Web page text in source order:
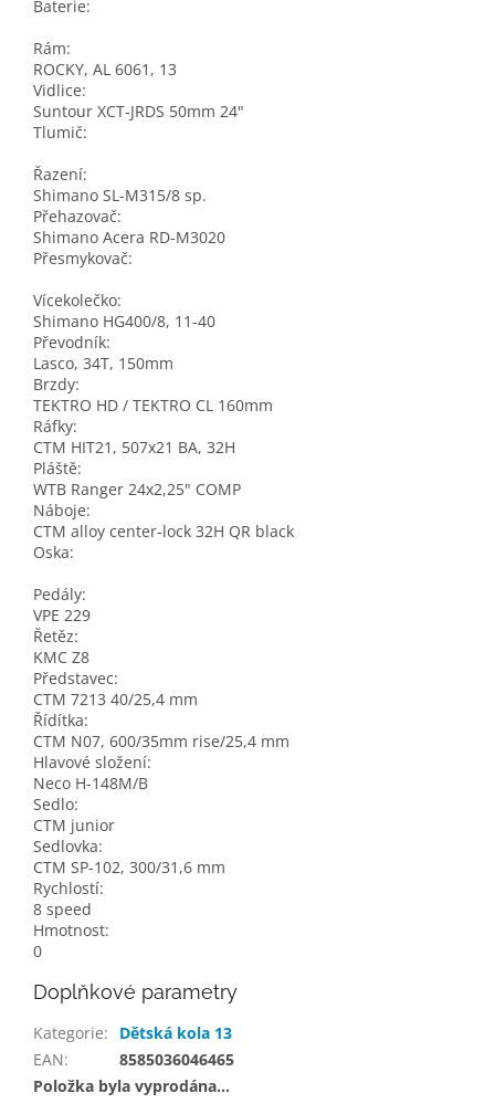
Baterie:
Rám:
ROCKY, AL 6061, 13
Vidlice:
Suntour XCT-JRDS 50mm 24"
Tlumič:
Řazení:
Shimano SL-M315/8 sp.
Přehazovač:
Shimano Acera RD-M3020
Přesmykovač:
Vícekolečko:
Shimano HG400/8, 11-40
Převodník:
Lasco, 34T, 150mm
Brzdy:
TEKTRO HD / TEKTRO CL 160mm
Ráfky:
CTM HIT21, 507x21 BA, 32H
Pláště:
WTB Ranger 24x2,25" COMP
Náboje:
CTM alloy center-lock 32H QR black
Oska:
Pedály:
VPE 229
Řetěz:
KMC Z8
Představec:
CTM 7213 40/25,4 mm
Řídítka:
CTM N07, 600/35mm rise/25,4 mm
Hlavové složení:
Neco H-148M/B
Sedlo:
CTM junior
Sedlovka:
CTM SP-102, 300/31,6 mm
Rychlostí:
8 speed
Hmotnost:
0
Doplňkové parametry
Kategorie:
Dětská kola 13
EAN:
8585036046465
Položka byla vyprodána…